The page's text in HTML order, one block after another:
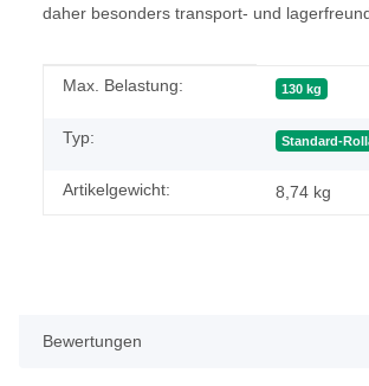
daher besonders transport- und
Produkteigenschaft
Wert
Max. Belastung: 130 kg
Typ: Standard-
Artikelgewicht: 8,74 kg
Bewertungen